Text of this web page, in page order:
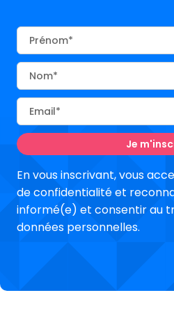
Prénom
Nom
Email
En vous inscrivant, vous
de confidentialité et
informé(e) et consentir au
données personnelles.